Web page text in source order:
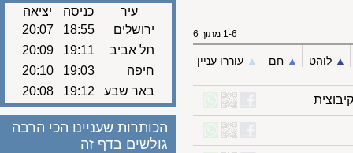
לוהט ▲︎ חם ▲︎ עוררו עניין
עיר כניסה
יציאה
ירושלים
18:55
20:07
תל אביב
19:11
20:09
חיפה
19:03
20:10
באר שבע
19:12
20:08
הכותרות שעניינו הכי הרבה
גולשים בדף זה